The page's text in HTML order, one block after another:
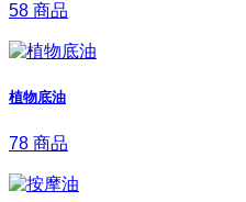
58 商品
植物底油
78 商品